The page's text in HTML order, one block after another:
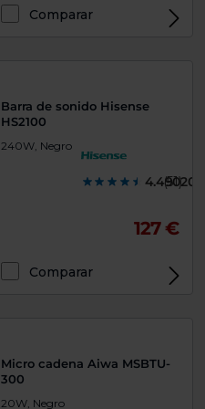
Comparar
Barra de sonido Hisense
HS2100
240W, Negro
(51)
127 €
Comparar
Micro cadena Aiwa MSBTU-
300
20W, Negro